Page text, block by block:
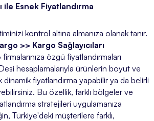
ile Esnek Fiyatlandırma
kontrol altına almanıza olanak tanır.
>> Kargo Sağlayıcıları
özgü fiyatlandırmaları
hesaplamalarıyla ürünlerin boyut ve
dinamik fiyatlandırma yapabilir ya da belirli
Bu özellik, farklı bölgeler ve
stratejileri uygulamanıza
Türkiye'deki müşterilere farklı,